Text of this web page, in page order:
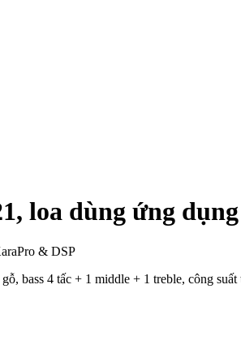
loa dùng ứng
bass 4 tấc + 1 middle + 1 treble, công